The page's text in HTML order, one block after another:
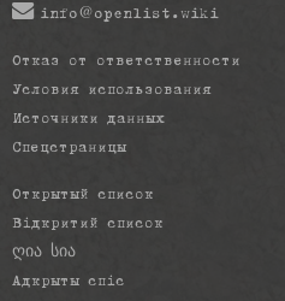
info@openlist.wiki
Отказ от ответственности
Условия использования
Источники данных
Спецстраницы
Открытый список
Відкритий список
ღია სია
Адкрыты спіс